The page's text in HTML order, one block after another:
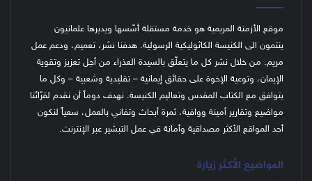
موقع الأزمنة المريمية هو خدمة مستقلة أسّسها ويديرها علمانيون
ينتمون الى الكنيسة الكاثوليكية الرسولية. هدفنا نشر، تعميم، ودعم عمل
مريم. من خلال نشر كل ما يتعلّق بالسيدة العذراء من أجل تعزيز وتقوية
الإيمان، وتوعية الإخوة على حقائق إيمانية – تقليدية وشعبية – وكل ما
يتوافق مع الكتاب المقدس وتعاليم الكنيسة. نهدف دوماً أن نقدم لقرّائنا
مواضيع وتقارير أمينة ووافية، ثمرة أبحاث وتفاني بالعمل، سعياً لنكون
أحد المواقع الأكثر مصداقية وأمانة في عمل التبشير عبر الإنترنت.
المواضيع الأكثر زيارة